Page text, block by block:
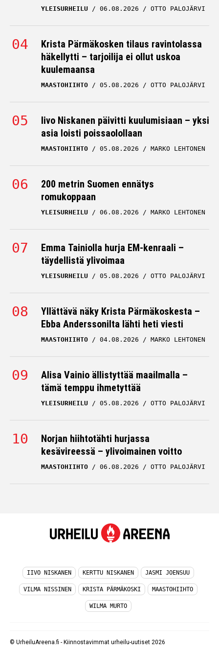
YLEISURHEILU 06.08.2026 OTTO PALOJÄRVI
Krista Pärmäkosken tilaus ravintolassa
häkellytti – tarjoilija ei ollut uskoa
kuulemaansa
MAASTOHIIHTO 05.08.2026 OTTO PALOJÄRVI
Iivo Niskanen päivitti kuulumisiaan – yksi
asia loisti poissaolollaan
MAASTOHIIHTO 05.08.2026 MARKO LEHTONEN
200 metrin Suomen ennätys
romukoppaan
YLEISURHEILU 06.08.2026 MARKO LEHTONEN
Emma Tainiolla hurja EM-kenraali –
täydellistä ylivoimaa
YLEISURHEILU 05.08.2026 OTTO PALOJÄRVI
Yllättävä näky Krista Pärmäkoskesta –
Ebba Anderssonilta lähti heti viesti
MAASTOHIIHTO 04.08.2026 MARKO LEHTONEN
Alisa Vainio ällistyttää maailmalla –
tämä temppu ihmetyttää
YLEISURHEILU 05.08.2026 OTTO PALOJÄRVI
Norjan hiihtotähti hurjassa
kesävireessä – ylivoimainen voitto
MAASTOHIIHTO 06.08.2026 OTTO PALOJÄRVI
IIVO NISKANEN KERTTU NISKANEN JASMI JOENSUU
VILMA NISSINEN KRISTA PÄRMÄKOSKI MAASTOHIIHTO
WILMA MURTO
© UrheiluAreena.fi - Kiinnostavimmat urheilu-uutiset 2026